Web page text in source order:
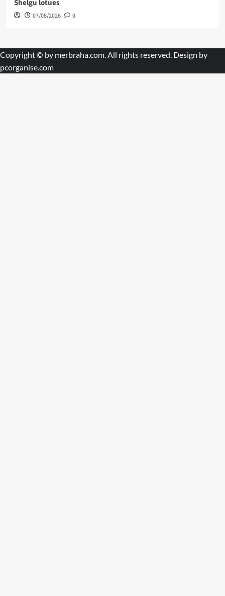
Shelgu lotues
07/08/2026 0
Copyright © by merbraha.com. All rights reserved. Design by
pcorganise.com